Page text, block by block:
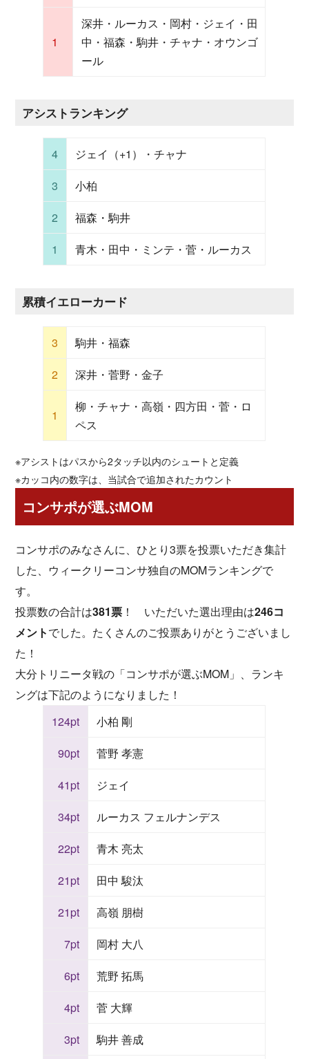
1
深井・ルーカス・岡村・ジェイ・田
中・福森・駒井・チャナ・オウンゴ
ール
アシストランキング
4
ジェイ（+1）・チャナ
3
小柏
2
福森・駒井
1
青木・田中・ミンテ・菅・ルーカス
累積イエローカード
3
駒井・福森
2
深井・菅野・金子
1
柳・チャナ・高嶺・四方田・菅・ロ
ペス
※アシストはパスから2タッチ以内のシュートと定義
※カッコ内の数字は、当試合で追加されたカウント
コンサポが選ぶMOM
コンサポのみなさんに、ひとり3票を投票いただき集計
した、ウィークリーコンサ独自のMOMランキングで
す。
投票数の合計は381票！ いただいた選出理由は246コ
メントでした。たくさんのご投票ありがとうございまし
た！
大分トリニータ戦の「コンサポが選ぶMOM」、ランキ
ングは下記のようになりました！
124pt
小柏 剛
90pt
菅野 孝憲
41pt
ジェイ
34pt
ルーカス フェルナンデス
22pt
青木 亮太
21pt
田中 駿汰
21pt
高嶺 朋樹
7pt
岡村 大八
6pt
荒野 拓馬
4pt
菅 大輝
3pt
駒井 善成